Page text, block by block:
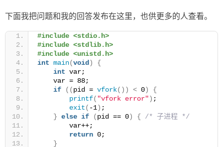
下面我把问题和我的回答发布在这里，也供更多的人查看。
#include <stdio.h>
#include <stdlib.h>
#include <unistd.h>
int main(void)
{
int var;
    var = 88;
if
((pid = vfork()) < 0)
{
printf( "vfork error") ;
exit( -1) ;
} else if (pid == 0) { /* 子进程 */
        var++;
return 0;
}